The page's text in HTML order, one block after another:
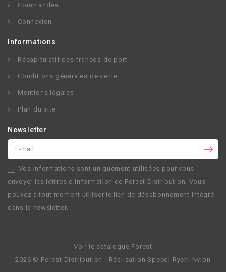
Commandes
Connexion
Informations
Récapitulatif des francos de port
Conditions générales de vente
Mentions légales
Plan du site
Newsletter
Vos informations sont uniquement utilisées pour vous
envoyer les lettres d’information de Forest Distribution . Vous
pouvez à tout moment utiliser le lien de désabonnement intégré
dans la newsletter.
Voir le catalogue Forest
2026 © Forest Distribution - RéalisationSpeedi Rychi Nylon